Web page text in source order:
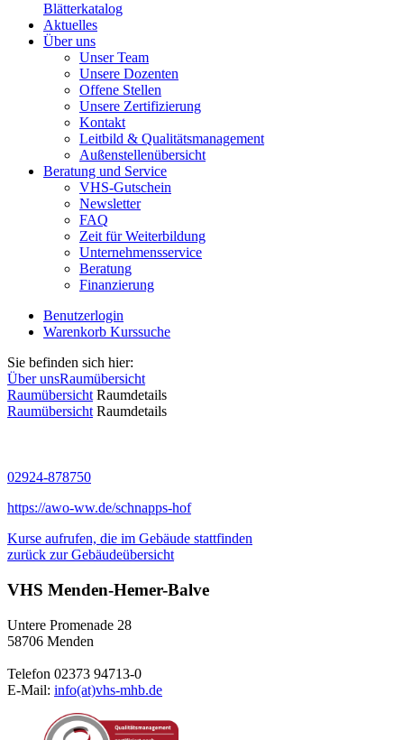
Blätterkatalog
Aktuelles
Über uns
Unser Team
Unsere Dozenten
Offene Stellen
Unsere Zertifizierung
Kontakt
Leitbild & Qualitätsmanagement
Außenstellenübersicht
Beratung und Service
VHS-Gutschein
Newsletter
FAQ
Zeit für Weiterbildung
Unternehmensservice
Beratung
Finanzierung
Benutzerlogin
Warenkorb Kurssuche
Sie befinden sich hier:
Über unsRaumübersicht
Raumübersicht Raumdetails
Raumübersicht Raumdetails
02924-878750
https://awo-ww.de/schnapps-hof
Kurse aufrufen, die im Gebäude stattfinden
zurück zur Gebäudeübersicht
VHS Menden-Hemer-Balve
Untere Promenade 28
58706 Menden
Telefon 02373 94713-0
E-Mail: info(at)vhs-mhb.de